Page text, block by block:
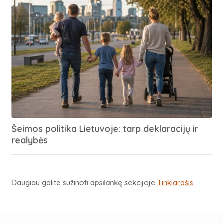
Šeimos politika Lietuvoje: tarp deklaracijų ir
realybės
Daugiau galite sužinoti apsilankę sekcijoje Tinklarašis.